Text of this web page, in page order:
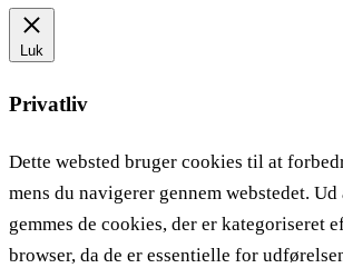
Luk
Privatliv
Dette websted bruger cookies til at
mens du navigerer gennem webstedet.
gemmes de cookies, der er kategoriseret
browser, da de er essentielle for